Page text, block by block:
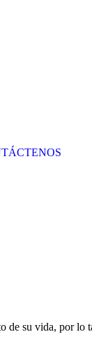
de su vida, por lo